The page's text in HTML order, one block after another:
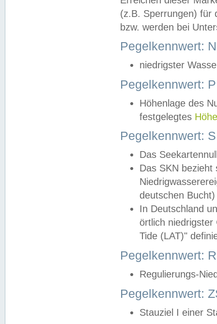
(z.B. Sperrungen) für
bzw. werden bei
Pegelkennwert:
niedrigster
Pegelkennwert:
Höhenlage des
festgelegtes
Pegelkennwert:
Das
Das SKN
deutschen
In Deutschland
örtlich
Tide (LAT)"
Pegelkennwert:
Regulierungs-
Pegelkennwert:
Stauziel I einer